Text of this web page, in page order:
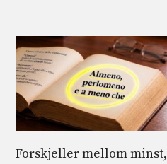
Forskjeller mellom minst,